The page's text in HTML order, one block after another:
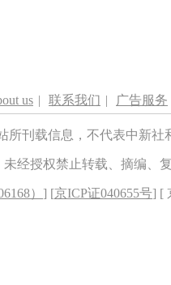
us | 联系我们 | 广告服务
所刊载信息，不代表中新
未经授权禁止转载、摘编、
） ] [京ICP证040655号] [